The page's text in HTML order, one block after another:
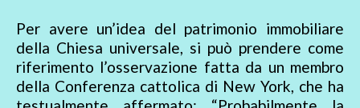
Per avere un’idea del patrimonio immobiliare
della Chiesa universale, si può prendere come
riferimento l’osservazione fatta da un membro
della Conferenza cattolica di New York, che ha